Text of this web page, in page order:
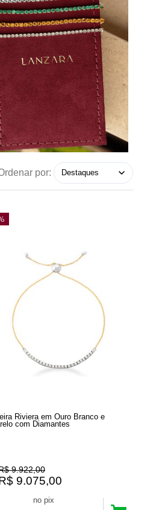
por:
Riviera em Ouro Branco e
com Diamantes
9.922,00
9.075,00
no pix